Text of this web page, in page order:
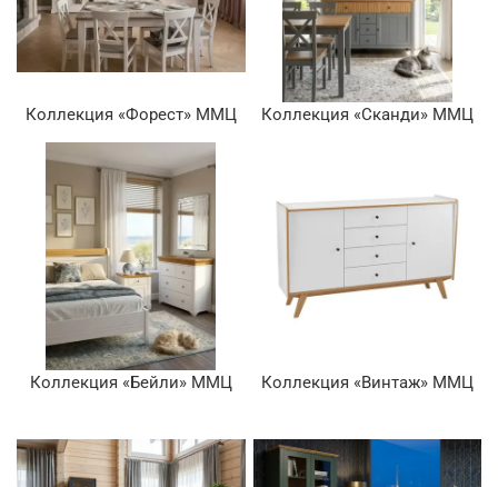
Коллекция «Форест» ММЦ Коллекция «Сканди» ММЦ
Коллекция «Бейли» ММЦ Коллекция «Винтаж» ММЦ